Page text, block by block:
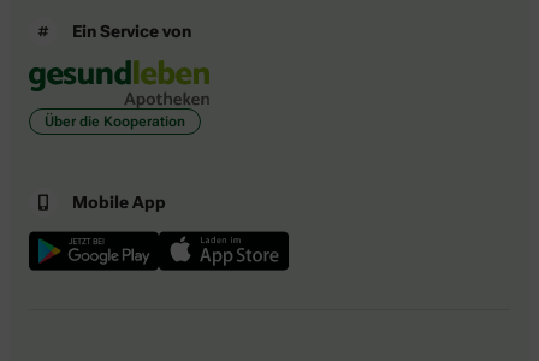
Ein Service von
Über die Kooperation
Mobile App